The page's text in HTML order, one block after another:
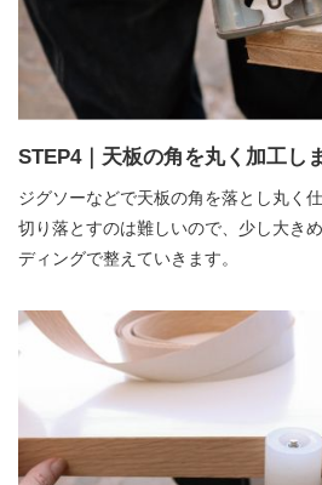
STEP4｜天板の角を丸く加工し
ジグソーなどで天板の角を落とし丸く
切り落とすのは難しいので、少し大き
ディングで整えていきます。